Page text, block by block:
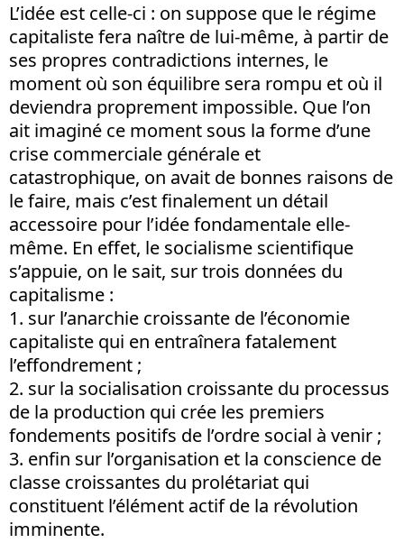
L’idée est celle-ci : on suppose que le régime
capitaliste fera naître de lui-même, à partir de
ses propres contradictions internes, le
moment où son équilibre sera rompu et où il
deviendra proprement impossible. Que l’on
ait imaginé ce moment sous la forme d’une
crise commerciale générale et
catastrophique, on avait de bonnes raisons de
le faire, mais c’est finalement un détail
accessoire pour l’idée fondamentale elle-
même. En effet, le socialisme scientifique
s’appuie, on le sait, sur trois données du
capitalisme :
1. sur l’anarchie croissante de l’économie
capitaliste qui en entraînera fatalement
l’effondrement ;
2. sur la socialisation croissante du processus
de la production qui crée les premiers
fondements positifs de l’ordre social à venir ;
3. enfin sur l’organisation et la conscience de
classe croissantes du prolétariat qui
constituent l’élément actif de la révolution
imminente.